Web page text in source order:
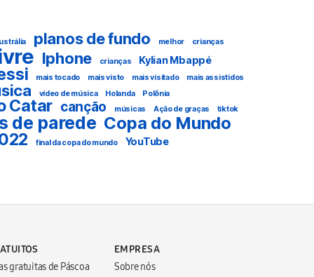
planos de fundo melhor crianças
Iphone crianças
Kylian Mbappé
mais tocado mais visto mais visitado mais assistidos
vídeo de música Holanda Polônia
Catar canção músicas Ação de graças tiktok
de parede Copa do Mundo
final da copa do mundo YouTube
gratuitas de Páscoa
EMPRESA
Sobre nós